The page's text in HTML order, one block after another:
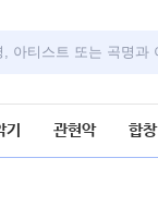
관현악 합창